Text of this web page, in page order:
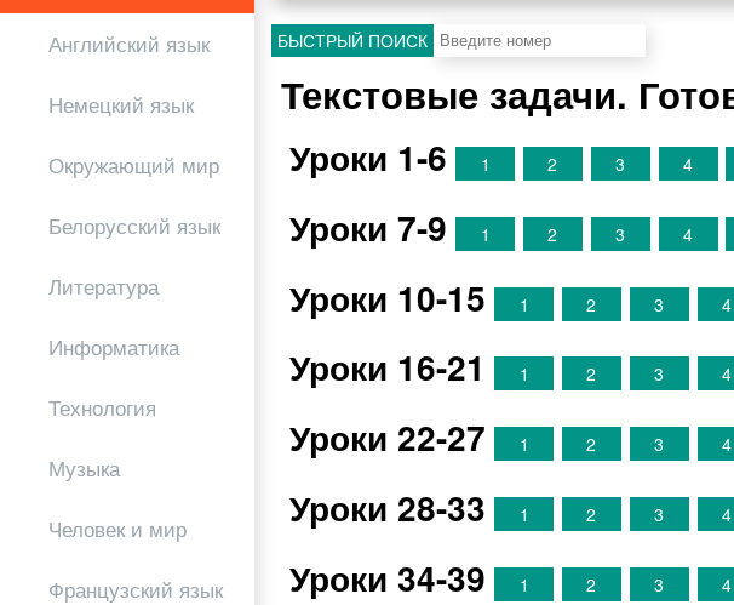
Английский язык
Немецкий язык
Окружающий мир
Белорусский язык
Литература
Информатика
Технология
Музыка
Человек и мир
Французский язык
БЫСТРЫЙ ПОИСК
Текстовые задачи.
Уроки 1-6 1 2 3 4
Уроки 7-9 1 2 3 4
Уроки 10-15 1 2 3 4
Уроки 16-21 1 2 3 4
Уроки 22-27 1 2 3 4
Уроки 28-33 1 2 3 4
Уроки 34-39 1 2 3 4